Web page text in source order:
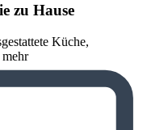
zu Hause
Küche,